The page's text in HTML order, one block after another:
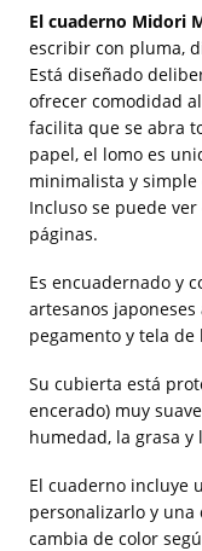
El cuaderno Midori
escribir con pluma,
Está diseñado
ofrecer comodidad
facilita que se abra
papel, el lomo es
minimalista y simple
Incluso se puede
páginas.
Es encuadernado y
artesanos
pegamento y tela de
Su cubierta está
encerado) muy
humedad, la grasa y
El cuaderno incluye
personalizarlo y
cambia de color